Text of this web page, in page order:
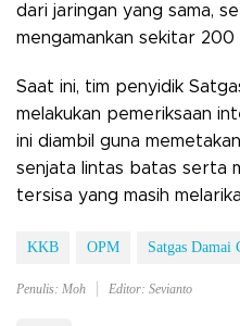
dari jaringan yang sama,
mengamankan sekitar 200
​Saat ini, tim penyidik
melakukan pemeriksaan
ini diambil guna
senjata lintas batas serta
tersisa yang masih
KKB OPM Satgas Damai
Penulis: Moh Editor: Sevianto